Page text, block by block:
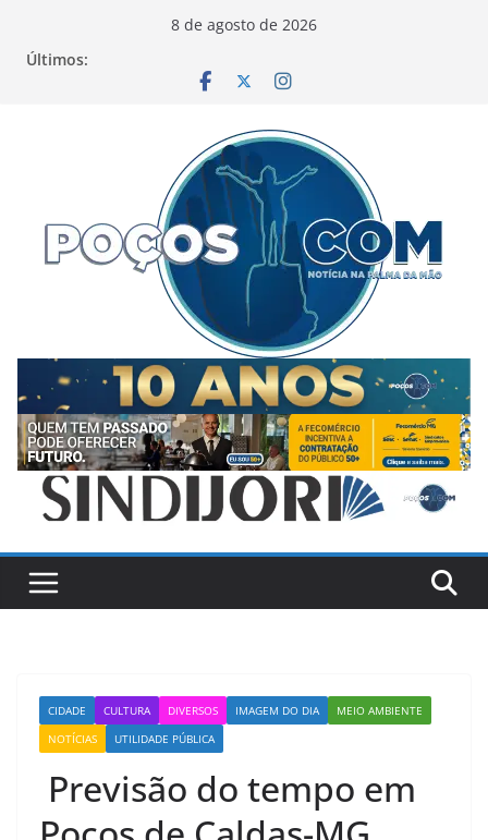
8 de agosto de 2026
Últimos:
CIDADE CULTURA DIVERSOS IMAGEM DO DIA
MEIO AMBIENTE
NOTÍCIAS
UTILIDADE PÚBLICA
Previsão do tempo em